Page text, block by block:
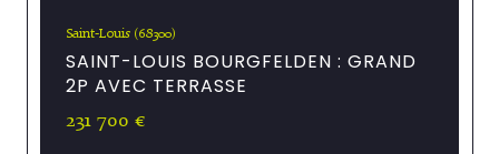
Saint-Louis (68300)
SAINT-LOUIS BOURGFELDEN : GRAND
2P AVEC TERRASSE
231 700 €